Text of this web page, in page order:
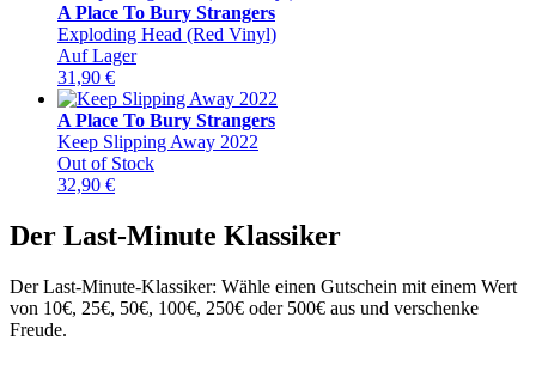
A Place To Bury Strangers
Exploding Head (Red Vinyl)
Auf Lager
31,90 €
A Place To Bury Strangers
Keep Slipping Away 2022
Out of Stock
32,90 €
Der Last-Minute Klassiker
Der Last-Minute-Klassiker: Wähle einen Gutschein mit einem Wert
von 10€, 25€, 50€, 100€, 250€ oder 500€ aus und verschenke
Freude.